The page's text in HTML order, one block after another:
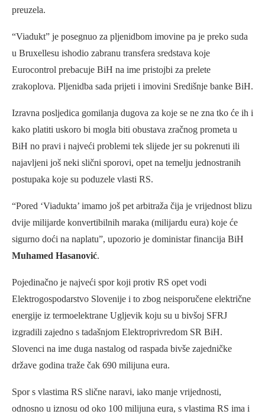
preuzela.
“Viadukt” je posegnuo za pljenidbom imovine pa je preko suda
u Bruxellesu ishodio zabranu transfera sredstava koje
Eurocontrol prebacuje BiH na ime pristojbi za prelete
zrakoplova. Pljenidba sada prijeti i imovini Središnje banke BiH.
Izravna posljedica gomilanja dugova za koje se ne zna tko će ih i
kako platiti uskoro bi mogla biti obustava zračnog prometa u
BiH no pravi i najveći problemi tek slijede jer su pokrenuti ili
najavljeni još neki slični sporovi, opet na temelju jednostranih
postupaka koje su poduzele vlasti RS.
“Pored ‘Viadukta’ imamo još pet arbitraža čija je vrijednost blizu
dvije milijarde konvertibilnih maraka (milijardu eura) koje će
sigurno doći na naplatu”, upozorio je doministar financija BiH
Muhamed Hasanović.
Pojedinačno je najveći spor koji protiv RS opet vodi
Elektrogospodarstvo Slovenije i to zbog neisporučene električne
energije iz termoelektrane Ugljevik koju su u bivšoj SFRJ
izgradili zajedno s tadašnjom Elektroprivredom SR BiH.
Slovenci na ime duga nastalog od raspada bivše zajedničke
države godina traže čak 690 milijuna eura.
Spor s vlastima RS slične naravi, iako manje vrijednosti,
odnosno u iznosu od oko 100 milijuna eura, s vlastima RS ima i